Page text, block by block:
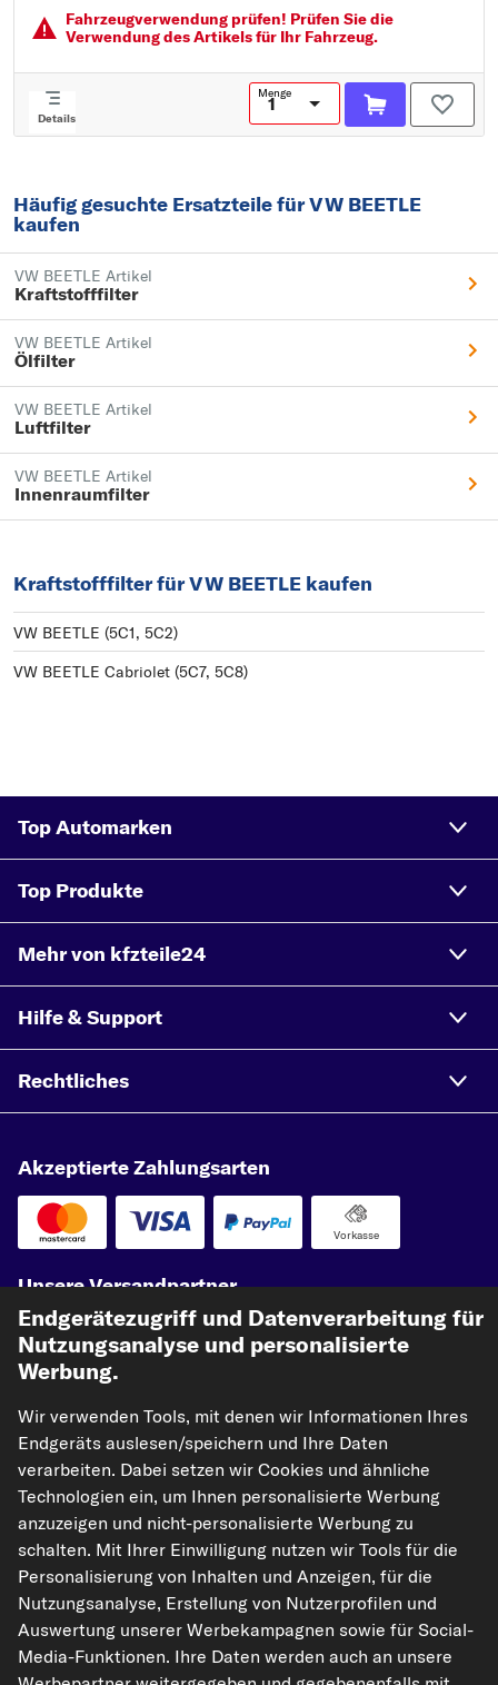
Auslass-Ø [mm]: 8
Außendurchmesser 1 [mm]: 61
Fahrzeugver­wendung prüfen! Prüfen Sie die
Verwendung des Artikels für Ihr Fahrzeug.
Details
Menge
Häufig gesuchte Ersatzteile für VW BEETLE
kaufen
VW BEETLE Artikel
Kraftstofffilter
VW BEETLE Artikel
Ölfilter
VW BEETLE Artikel
Luftfilter
VW BEETLE Artikel
Innenraumfilter
Kraftstofffilter für VW BEETLE kaufen
VW BEETLE (5C1, 5C2)
VW BEETLE Cabriolet (5C7, 5C8)
Top Automarken
Top Produkte
Mehr von kfzteile24
Hilfe & Support
Rechtliches
Akzeptierte Zahlungsarten
Vorkasse
Unsere Versandpartner
kfzteile24.de carpardoo.nl
carpardoo.fr
carpardoo.dk
nicht vervielfältigt werden. Die Vervielfältigung und Verbreitung der Daten und
der Datenbank ohne vorherige Einwilligung von TecAlliance und/oder die
Endgerätezugriff und Datenverarbeitung für
Nutzungsanalyse und personalisierte
Werbung.
Wir verwenden Tools, mit denen wir Informationen Ihres
Endgeräts auslesen/speichern und Ihre Daten
verarbeiten. Dabei setzen wir Cookies und ähnliche
Technologien ein, um Ihnen personalisierte Werbung
anzuzeigen und nicht-personalisierte Werbung zu
schalten. Mit Ihrer Einwilligung nutzen wir Tools für die
Personalisierung von Inhalten und Anzeigen, für die
Nutzungsanalyse, Erstellung von Nutzerprofilen und
Auswertung unserer Werbekampagnen sowie für Social-
Media-Funktionen. Ihre Daten werden auch an unsere